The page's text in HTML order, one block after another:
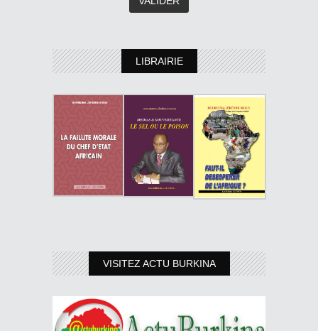
LIBRAIRIE
VISITEZ ACTU BURKINA